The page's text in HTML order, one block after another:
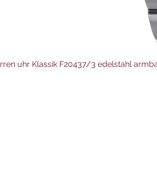
uhr Klassik F20437/3 edelstahl